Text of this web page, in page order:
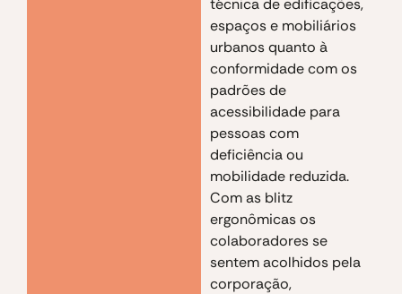
técnica de edificações,
espaços e mobiliários
urbanos quanto à
conformidade com os
padrões de
acessibilidade para
pessoas com
deficiência ou
mobilidade reduzida.
Com as blitz
ergonômicas os
colaboradores se
sentem acolhidos pela
corporação,